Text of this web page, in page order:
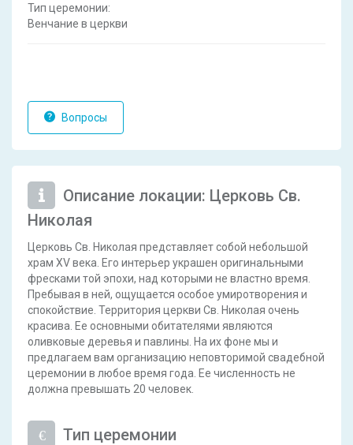
Тип церемонии:
Венчание в церкви
Вопросы
Описание локации: Церковь Св.
Николая
Церковь Св. Николая представляет собой небольшой
храм XV века. Его интерьер украшен оригинальными
фресками той эпохи, над которыми не властно время.
Пребывая в ней, ощущается особое умиротворения и
спокойствие. Территория церкви Св. Николая очень
красива. Ее основными обитателями являются
оливковые деревья и павлины. На их фоне мы и
предлагаем вам организацию неповторимой свадебной
церемонии в любое время года. Ее численность не
должна превышать 20 человек.
Тип церемонии